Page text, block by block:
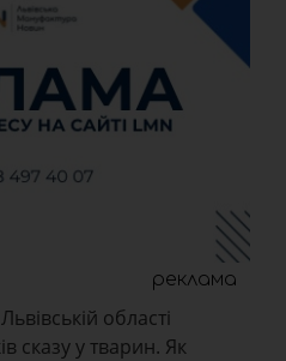
реклама
області
сказу у тварин. Як